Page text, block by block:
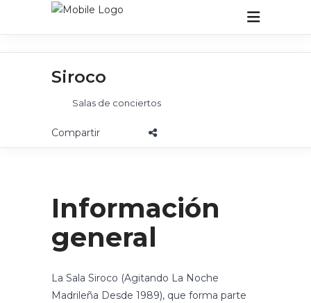
Siroco
Salas de conciertos
Información
general
La Sala Siroco (Agitando La Noche
Madrileña Desde 1989), que forma parte